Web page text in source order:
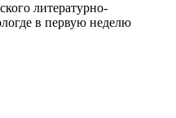
литературно-
в первую неделю